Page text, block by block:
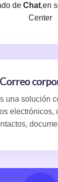
de Chat,en
Center
Correo
una solución
electrónicos,